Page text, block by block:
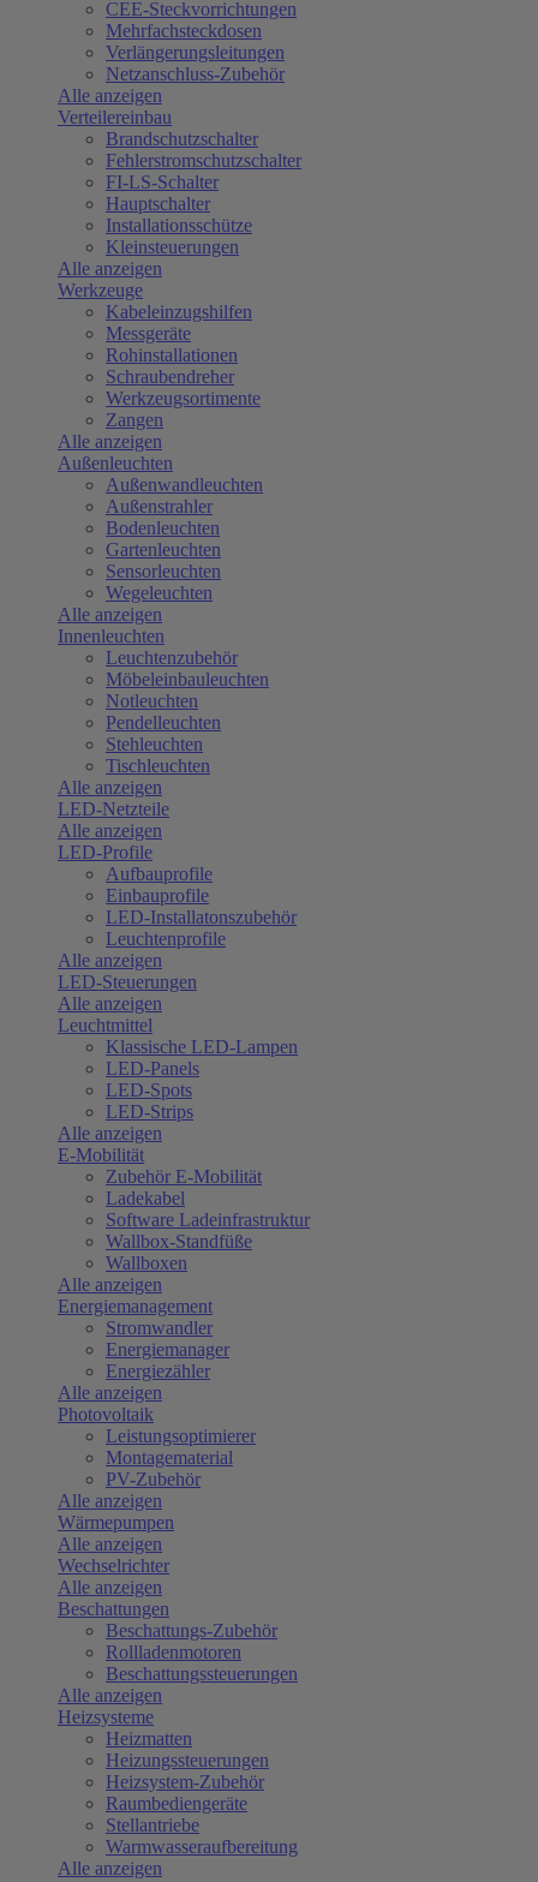
CEE-Steckvorrichtungen
Mehrfachsteckdosen
Verlängerungsleitungen
Netzanschluss-Zubehör
Alle anzeigen
Verteilereinbau
Brandschutzschalter
Fehlerstromschutzschalter
FI-LS-Schalter
Hauptschalter
Installationsschütze
Kleinsteuerungen
Alle anzeigen
Werkzeuge
Kabeleinzugshilfen
Messgeräte
Rohinstallationen
Schraubendreher
Werkzeugsortimente
Zangen
Alle anzeigen
Außenleuchten
Außenwandleuchten
Außenstrahler
Bodenleuchten
Gartenleuchten
Sensorleuchten
Wegeleuchten
Alle anzeigen
Innenleuchten
Leuchtenzubehör
Möbeleinbauleuchten
Notleuchten
Pendelleuchten
Stehleuchten
Tischleuchten
Alle anzeigen
LED-Netzteile
Alle anzeigen
LED-Profile
Aufbauprofile
Einbauprofile
LED-Installatonszubehör
Leuchtenprofile
Alle anzeigen
LED-Steuerungen
Alle anzeigen
Leuchtmittel
Klassische LED-Lampen
LED-Panels
LED-Spots
LED-Strips
Alle anzeigen
E-Mobilität
Zubehör E-Mobilität
Ladekabel
Software Ladeinfrastruktur
Wallbox-Standfüße
Wallboxen
Alle anzeigen
Energiemanagement
Stromwandler
Energiemanager
Energiezähler
Alle anzeigen
Photovoltaik
Leistungsoptimierer
Montagematerial
PV-Zubehör
Alle anzeigen
Wärmepumpen
Alle anzeigen
Wechselrichter
Alle anzeigen
Beschattungen
Beschattungs-Zubehör
Rollladenmotoren
Beschattungssteuerungen
Alle anzeigen
Heizsysteme
Heizmatten
Heizungssteuerungen
Heizsystem-Zubehör
Raumbediengeräte
Stellantriebe
Warmwasseraufbereitung
Alle anzeigen